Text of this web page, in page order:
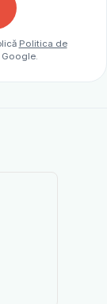
Politica de